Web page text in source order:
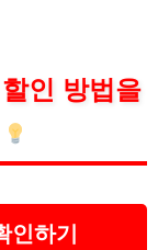
인 방법을
인하기